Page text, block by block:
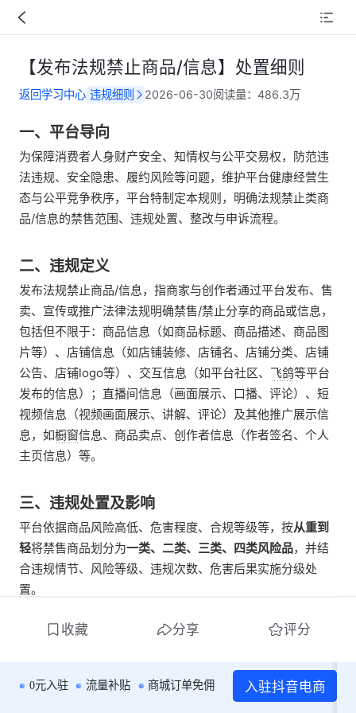
【发布法规禁止商品/信息】处置细则
返回学习中心 违规细则 2026-06-30阅读量： 486.3万
一、平台导向
为保障消费者人身财产安全、知情权与公平交易权，防范违
法违规、安全隐患、履约风险等问题，维护平台健康经营生
态与公平竞争秩序，平台特制定本规则，明确法规禁止类商
品/信息的禁售范围、违规处置、整改与申诉流程。
二、违规定义
发布法规禁止商品/信息，指商家与创作者通过平台发布、售
卖、宣传或推广法律法规明确禁售/禁止分享的商品或信息，
包括但不限于：商品信息（如商品标题、商品描述、商品图
片等）、店铺信息（如店铺装修、店铺名、店铺分类、店铺
公告、店铺logo等）、交互信息（如平台社区、飞鸽等平台
发布的信息）；直播间信息（画面展示、口播、评论）、短
视频信息（视频画面展示、讲解、评论）及其他推广展示信
息，如橱窗信息、商品卖点、创作者信息（作者签名、个人
主页信息）等。
三、违规处置及影响
平台依据商品风险高低、危害程度、合规等级等，按从重到
轻将禁售商品划分为一类、二类、三类、四类风险品，并结
合违规情节、风险等级、违规次数、危害后果实施分级处
置。
（1）商家违规处置
收藏 分享 评分
0元入驻 流量补贴 商城订单免佣 入驻抖音电商